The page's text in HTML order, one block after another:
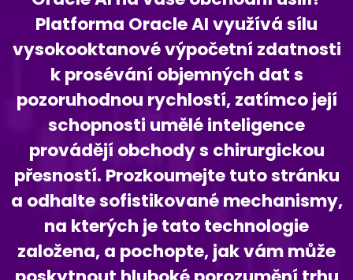
Platforma Oracle AI využívá sílu
vysokooktanové výpočetní zdatnosti
k prosévání objemných dat s
pozoruhodnou rychlostí, zatímco její
schopnosti umělé inteligence
provádějí obchody s chirurgickou
přesností. Prozkoumejte tuto stránku
a odhalte sofistikované mechanismy,
na kterých je tato technologie
založena, a pochopte, jak vám může